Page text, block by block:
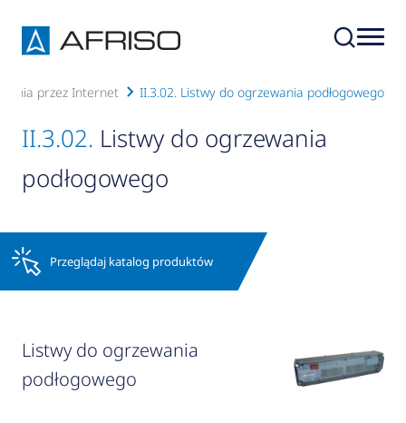
przez Internet II.3.02. Listwy do ogrzewania podłogowego
II.3.02. Listwy do ogrzewania
podłogowego
Przeglądaj katalog produktów
Listwy do ogrzewania
podłogowego